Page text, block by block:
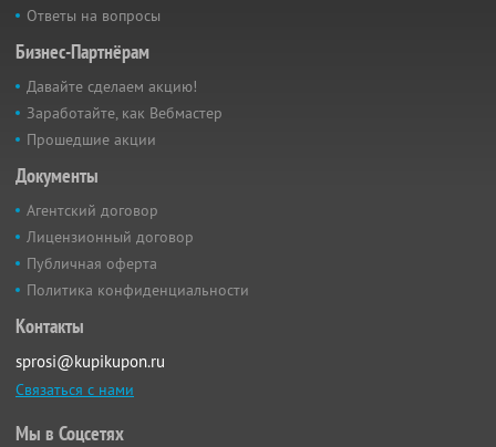
Ответы на вопросы
Бизнес-Партнёрам
Давайте сделаем акцию!
Заработайте, как Вебмастер
Прошедшие акции
Документы
Агентский договор
Лицензионный договор
Публичная оферта
Политика конфиденциальности
Контакты
sprosi@kupikupon.ru
Связаться с нами
Мы в Соцсетях